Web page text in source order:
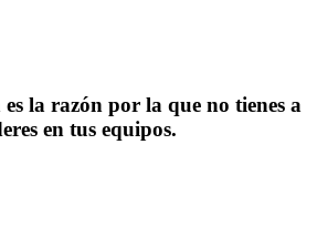
es la razón por la que no tienes a
en tus equipos.